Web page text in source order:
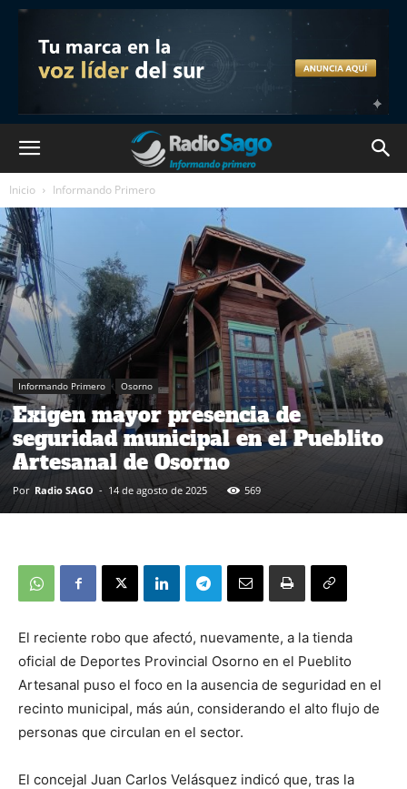
Inicio Informando Primero
Informando Primero Osorno
Exigen mayor presencia de
seguridad municipal en el Pueblito
Artesanal de Osorno
Por Radio SAGO - 14 de agosto de 2025 569
El reciente robo que afectó, nuevamente, a la tienda
oficial de Deportes Provincial Osorno en el Pueblito
Artesanal puso el foco en la ausencia de seguridad en el
recinto municipal, más aún, considerando el alto flujo de
personas que circulan en el sector.
El concejal Juan Carlos Velásquez indicó que, tras la